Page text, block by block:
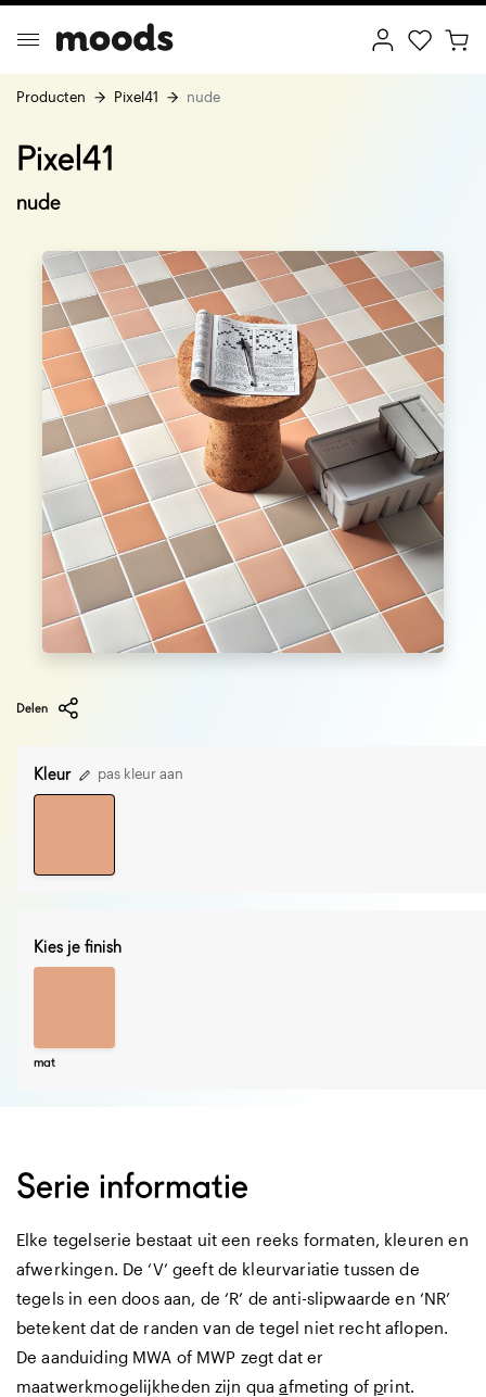
Minimalism
Producten Pixel41 nude
Pixel41
nude
Delen
Kleur pas kleur aan
Kies je finish
mat
Serie informatie
Elke tegelserie bestaat uit een reeks formaten, kleuren en
afwerkingen. De ‘V’ geeft de kleurvariatie tussen de
tegels in een doos aan, de ‘R’ de anti-slipwaarde en ‘NR’
betekent dat de randen van de tegel niet recht aflopen.
De aanduiding MWA of MWP zegt dat er
maatwerkmogelijkheden zijn quaafmeting of print.